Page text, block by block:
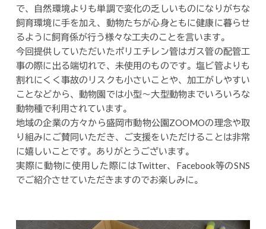
で、自然環境よりも単調で変化の乏しいものになりがちな
飼育環境に手を加え、動物たちが心身ともに健康に暮らせ
るように飼育係が行う様々な工夫のことを言います。
今回提供していただいたポリエチレン管はガス管の配管工
事の際に出る端切れで、未使用のものです。塩ビ管よりも
割れにくく事故のリスクも小さいことや、加工がしやすい
ことなどから、動物園では小型～大型動物までいろいろな
動物種で利用されています。
地域の企業の方々から盛岡市動物公園ZOOMOの理念や取
り組みにご賛同いただき、ご支援をいただけることは非常
に嬉しいことです。ありがとうございます。
実際に動物に使用した際にはTwitter、Facebook等のSNS
でご紹介させていただきますのでお楽しみに。